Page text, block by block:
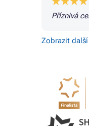
Příznivá
Zobrazit další